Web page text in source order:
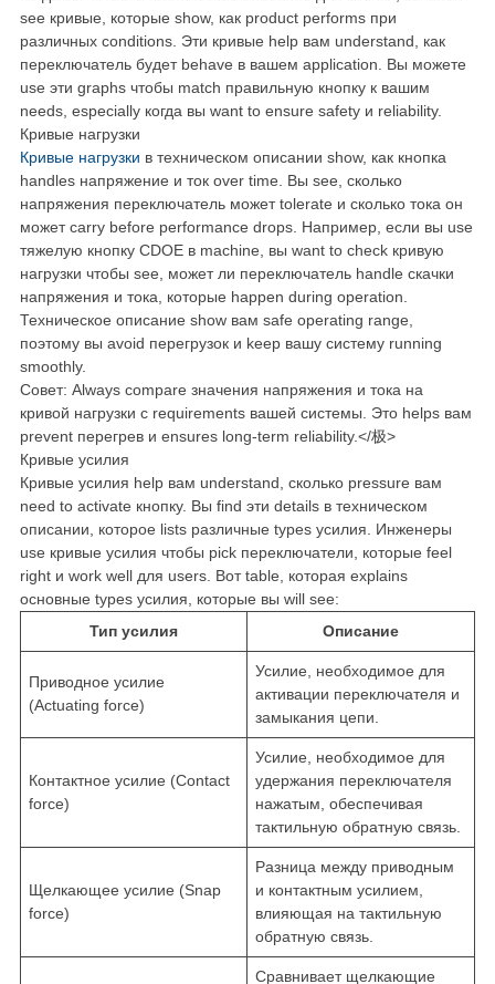
see кривые, которые show, как product performs при
различных conditions. Эти кривые help вам understand, как
переключатель будет behave в вашем application. Вы можете
use эти graphs чтобы match правильную кнопку к вашим
needs, especially когда вы want to ensure safety и reliability.
Кривые нагрузки
Кривые нагрузки в техническом описании show, как кнопка
handles напряжение и ток over time. Вы see, сколько
напряжения переключатель может tolerate и сколько тока он
может carry before performance drops. Например, если вы use
тяжелую кнопку CDOE в machine, вы want to check кривую
нагрузки чтобы see, может ли переключатель handle скачки
напряжения и тока, которые happen during operation.
Техническое описание show вам safe operating range,
поэтому вы avoid перегрузок и keep вашу систему running
smoothly.
Совет: Always compare значения напряжения и тока на
кривой нагрузки с requirements вашей системы. Это helps вам
prevent перегрев и ensures long-term reliability.</极>
Кривые усилия
Кривые усилия help вам understand, сколько pressure вам
need to activate кнопку. Вы find эти details в техническом
описании, которое lists различные types усилия. Инженеры
use кривые усилия чтобы pick переключатели, которые feel
right и work well для users. Вот table, которая explains
основные types усилия, которые вы will see:
Тип усилия
Описание
Приводное усилие
(Actuating force)
Усилие, необходимое для
активации переключателя и
замыкания цепи.
Контактное усилие (Contact
force)
Усилие, необходимое для
удержания переключателя
нажатым, обеспечивая
тактильную обратную связь.
Щелкающее усилие (Snap
force)
Разница между приводным
и контактным усилием,
влияющая на тактильную
обратную связь.
Сравнивает щелкающие